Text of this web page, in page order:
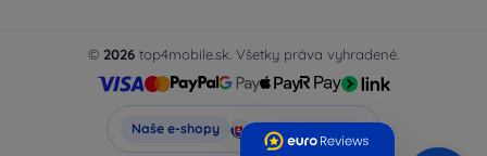
© 2026 top4mobile.sk. Všetky práva vyhradené.
Naše e-shopy Top4Mobile.sk